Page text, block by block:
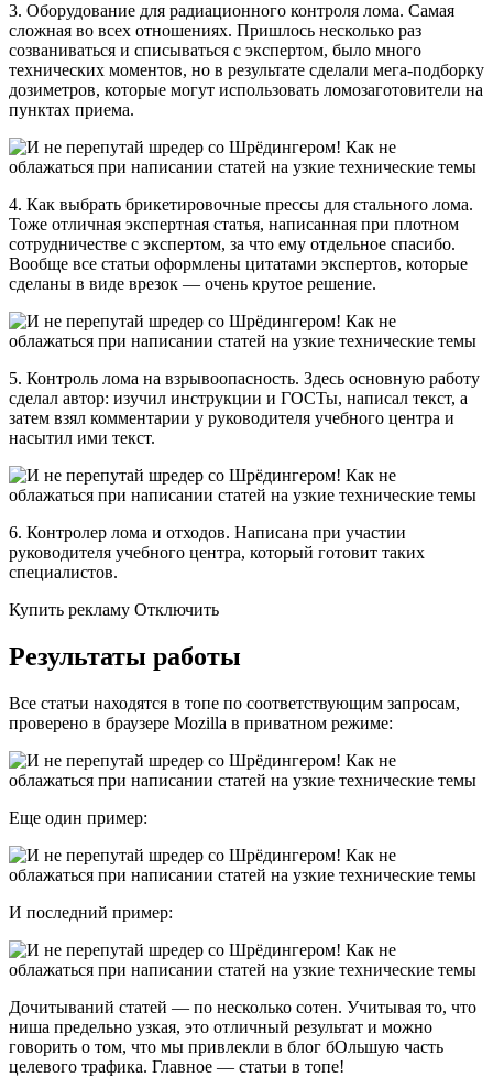
3. Оборудование для радиационного контроля лома. Самая
сложная во всех отношениях. Пришлось несколько раз
созваниваться и списываться с экспертом, было много
технических моментов, но в результате сделали мега-подборку
дозиметров, которые могут использовать ломозаготовители на
пунктах приема.
4. Как выбрать брикетировочные прессы для стального лома.
Тоже отличная экспертная статья, написанная при плотном
сотрудничестве с экспертом, за что ему отдельное спасибо.
Вообще все статьи оформлены цитатами экспертов, которые
сделаны в виде врезок — очень крутое решение.
5. Контроль лома на взрывоопасность. Здесь основную работу
сделал автор: изучил инструкции и ГОСТы, написал текст, а
затем взял комментарии у руководителя учебного центра и
насытил ими текст.
6. Контролер лома и отходов. Написана при участии
руководителя учебного центра, который готовит таких
специалистов.
Купить рекламу Отключить
Результаты работы
Все статьи находятся в топе по соответствующим запросам,
проверено в браузере Mozilla в приватном режиме:
Еще один пример:
И последний пример:
Дочитываний статей — по несколько сотен. Учитывая то, что
ниша предельно узкая, это отличный результат и можно
говорить о том, что мы привлекли в блог бОльшую часть
целевого трафика. Главное — статьи в топе!